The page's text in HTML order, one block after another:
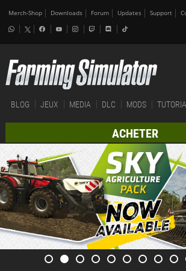
Merch-Shop Downloads Forum Updates Support
BLOG JEUX MEDIA DLC MODS
ACHETER